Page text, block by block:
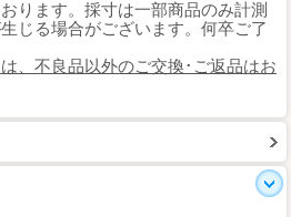
ります。採寸は一部商品のみ計測
じる場合がございます。何卒ご了
、不良品以外のご交換･ご返品はお